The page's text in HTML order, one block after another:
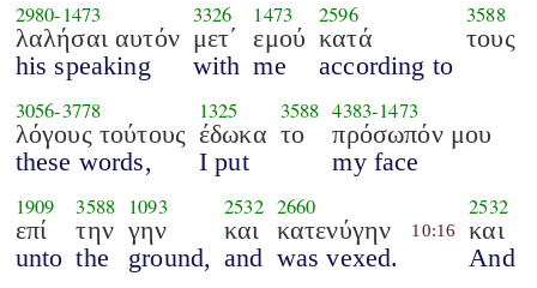
2980-1473
λαλήσαι αυτόν
his speaking
3326
μετ΄
with
1473
εμού
me
2596
κατά
according to
3588
τους
3056-3778
λόγους τούτους
these words,
1325
έδωκα
I put
3588
το
4383-1473
πρόσωπόν μου
my face
1909
επί
unto
3588
την
the
1093
γην
ground,
2532
και
and
2660
κατενύγην
was vexed.
10:16
2532
και
And